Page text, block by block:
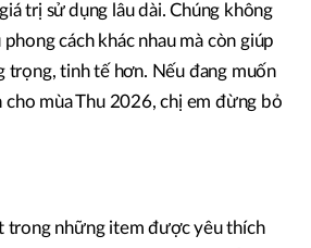
trị sử dụng lâu dài. Chúng không
cách khác nhau mà còn giúp
trọng, tinh tế hơn. Nếu đang muốn
cho mùa Thu 2026, chị em đừng bỏ
trong những item được yêu thích